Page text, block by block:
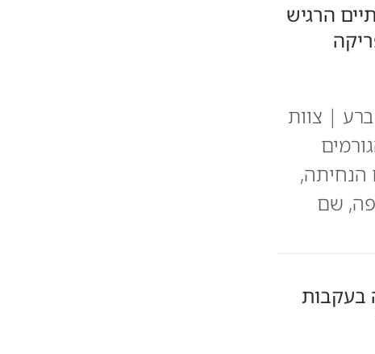
הרגיש
| צוות
הנחיתה,
שם
בעקבות